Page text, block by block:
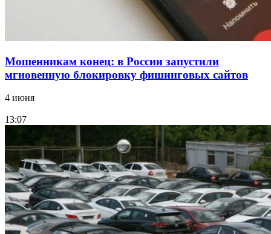
Мошенникам конец: в России запустили
мгновенную блокировку фишинговых сайтов
4 июня
13:07